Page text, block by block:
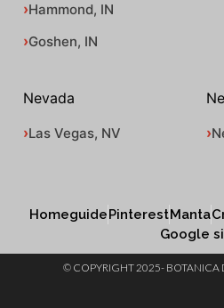
Hammond, IN
Goshen, IN
Nevada
Las Vegas, NV
Homeguide PinterestManta
Google
© COPYRIGHT 2025- BOTANICA